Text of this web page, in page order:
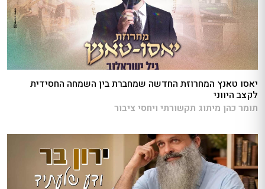
יאסו טאנץ המחרוזת החדשה שמחברת בין השמחה החסידית
לקצב היווני
תומר כהן מיתוג תקשורתי ויחסי ציבור